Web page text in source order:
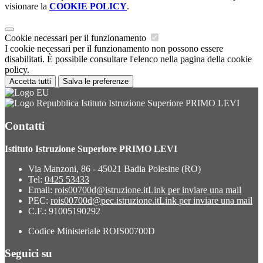
visionare la COOKIE POLICY.
Cookie necessari per il funzionamento
I cookie necessari per il funzionamento non possono essere
disabilitati. È possibile consultare l'elenco nella pagina della cookie
policy.
Accetta tutti Salva le preferenze
Istituto Istruzione Superiore PRIMO LEVI
Contatti
Istituto Istruzione Superiore PRIMO LEVI
Via Manzoni, 86 - 45021 Badia Polesine (RO)
Tel: 0425 53433
Email: rois00700d@istruzione.itLink per inviare una mail
PEC: rois00700d@pec.istruzione.itLink per inviare una mail
C.F.: 91005190292
Codice Ministeriale ROIS00700D
Seguici su